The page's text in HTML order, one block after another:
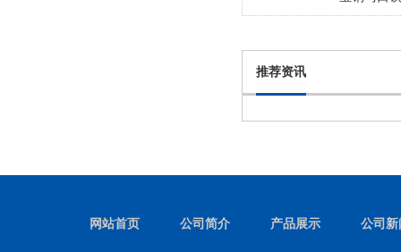
推荐资讯
网站首页 公司简介 产品展示 公司新